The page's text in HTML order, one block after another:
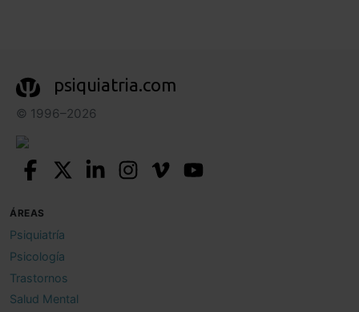
psiquiatria.com
© 1996–2026
ÁREAS
Psiquiatría
Psicología
Trastornos
Salud Mental